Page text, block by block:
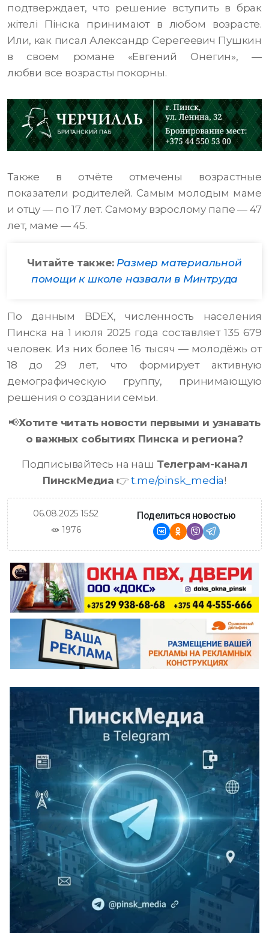
подтверждает, что решение вступить в брак
жітелі Пінска принимают в любом возрасте.
Или, как писал Александр Серегеевич Пушкин
в своем романе «Евгений Онегин», —
любви все возрасты покорны.
Также в отчёте отмечены возрастные
показатели родителей. Самым молодым маме
и отцу — по 17 лет. Самому взрослому папе — 47
лет, маме — 45.
Читайте также: Размер материальной
помощи к школе назвали в Минтруда
По данным BDEX, численность населения
Пинска на 1 июля 2025 года составляет 135 679
человек. Из них более 16 тысяч — молодёжь от
18 до 29 лет, что формирует активную
демографическую группу, принимающую
решения о создании семьи.
📢Хотите читать новости первыми и узнавать
о важных событиях Пинска и региона?
Подписывайтесь на наш Телеграм-канал
ПинскМедиа 👉t.me/pinsk_media!
06.08.2025 15:52
1976
Поделиться новостью